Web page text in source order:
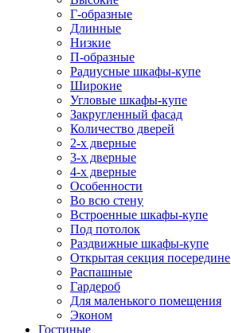
Г-образные
Длинные
Низкие
П-образные
Радиусные шкафы-купе
Широкие
Угловые шкафы-купе
Закругленный фасад
Количество дверей
2-х дверные
3-х дверные
4-х дверные
Особенности
Во всю стену
Встроенные шкафы-купе
Под потолок
Раздвижные шкафы-купе
Открытая секция посередине
Распашные
Гардероб
Для маленького помещения
Эконом
Гостиные